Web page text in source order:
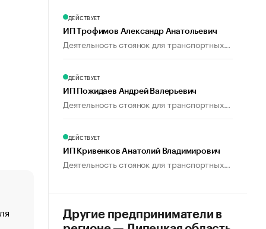
«От спорта тело стареет иначе». Как живет глава
создавшей GTA
ДЕЙСТВУЕТ
ИП Трофимов Александр Анатольевич
Деятельность стоянок для транспортных...
ДЕЙСТВУЕТ
ИП Пожидаев Андрей Валерьевич
Деятельность стоянок для транспортных...
ДЕЙСТВУЕТ
ИП Кривенков Анатолий Владимирович
Деятельность стоянок для транспортных...
Другие предприниматели в